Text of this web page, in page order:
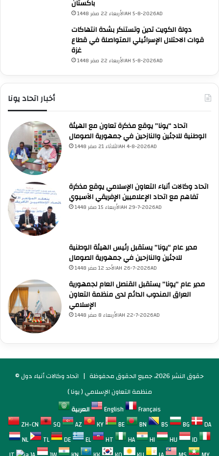
باكستان
الأربعاء 22 صفر 1448AH 5-8-2026AD
دولة الكويت تدين وتستنكر بشدة انتهاكات
قوات الاحتلال الإسرائيلي المتواصلة في قطاع
غزة
الأربعاء 22 صفر 1448AH 5-8-2026AD
أخبار اتحاد يونا
اتحاد “يونا” يوقع مذكرة تعاون مع الهيئة
الوطنية للاجئين والنازحين في جمهورية الصومال
الثلاثاء 21 صفر 1448AH 4-8-2026AD
اتحاد وكالات أنباء التعاون الإسلامي يوقع مذكرة
تفاهم مع اتحاد الإعلاميين الإفريقي الآسيوي
الأربعاء 15 صفر 1448AH 29-7-2026AD
مدير عام “يونا” يستقبل رئيس الهيئة الوطنية
للاجئين والنازحين في جمهورية الصومال
الأحد 12 صفر 1448AH 26-7-2026AD
مدير عام “يونا” يستقبل القنصل العام لجمهورية
العراق المندوب الدائم لدى منظمة التعاون
الإسلامي
الأربعاء 8 صفر 1448AH 22-7-2026AD
© حقوق النشر 2026، جميع الحقوق محفوظة |
اتحاد وكالات أنباء دول
منظمة التعاون الإسلامي ( يونا )
العربية
English
Français
ZH-CN
SQ AZ KY BE BN BS BG
DA
NL
TL DE EL HT HA HI HU
ID